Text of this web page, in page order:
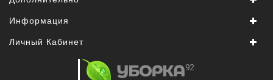
Обувью
Информация
Личный Кабинет